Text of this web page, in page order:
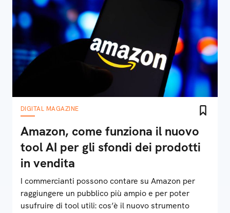
DIGITAL MAGAZINE
Amazon, come funziona il nuovo
tool AI per gli sfondi dei prodotti
in vendita
I commercianti possono contare su Amazon per
raggiungere un pubblico più ampio e per poter
usufruire di tool utili: cos’è il nuovo strumento